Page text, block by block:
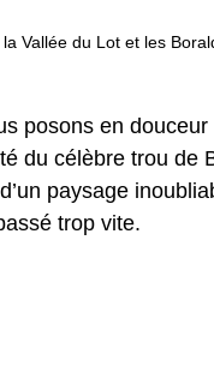
Vallée du Lot et les
posons en
du célèbre trou de
paysage
trop vite.